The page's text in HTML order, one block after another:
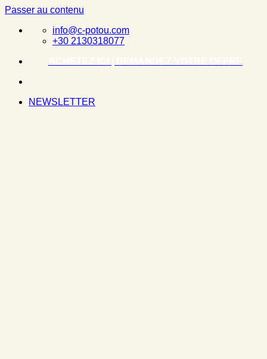
Passer au contenu
info@c-potou.com
+30 2130318077
NEWSLETTER